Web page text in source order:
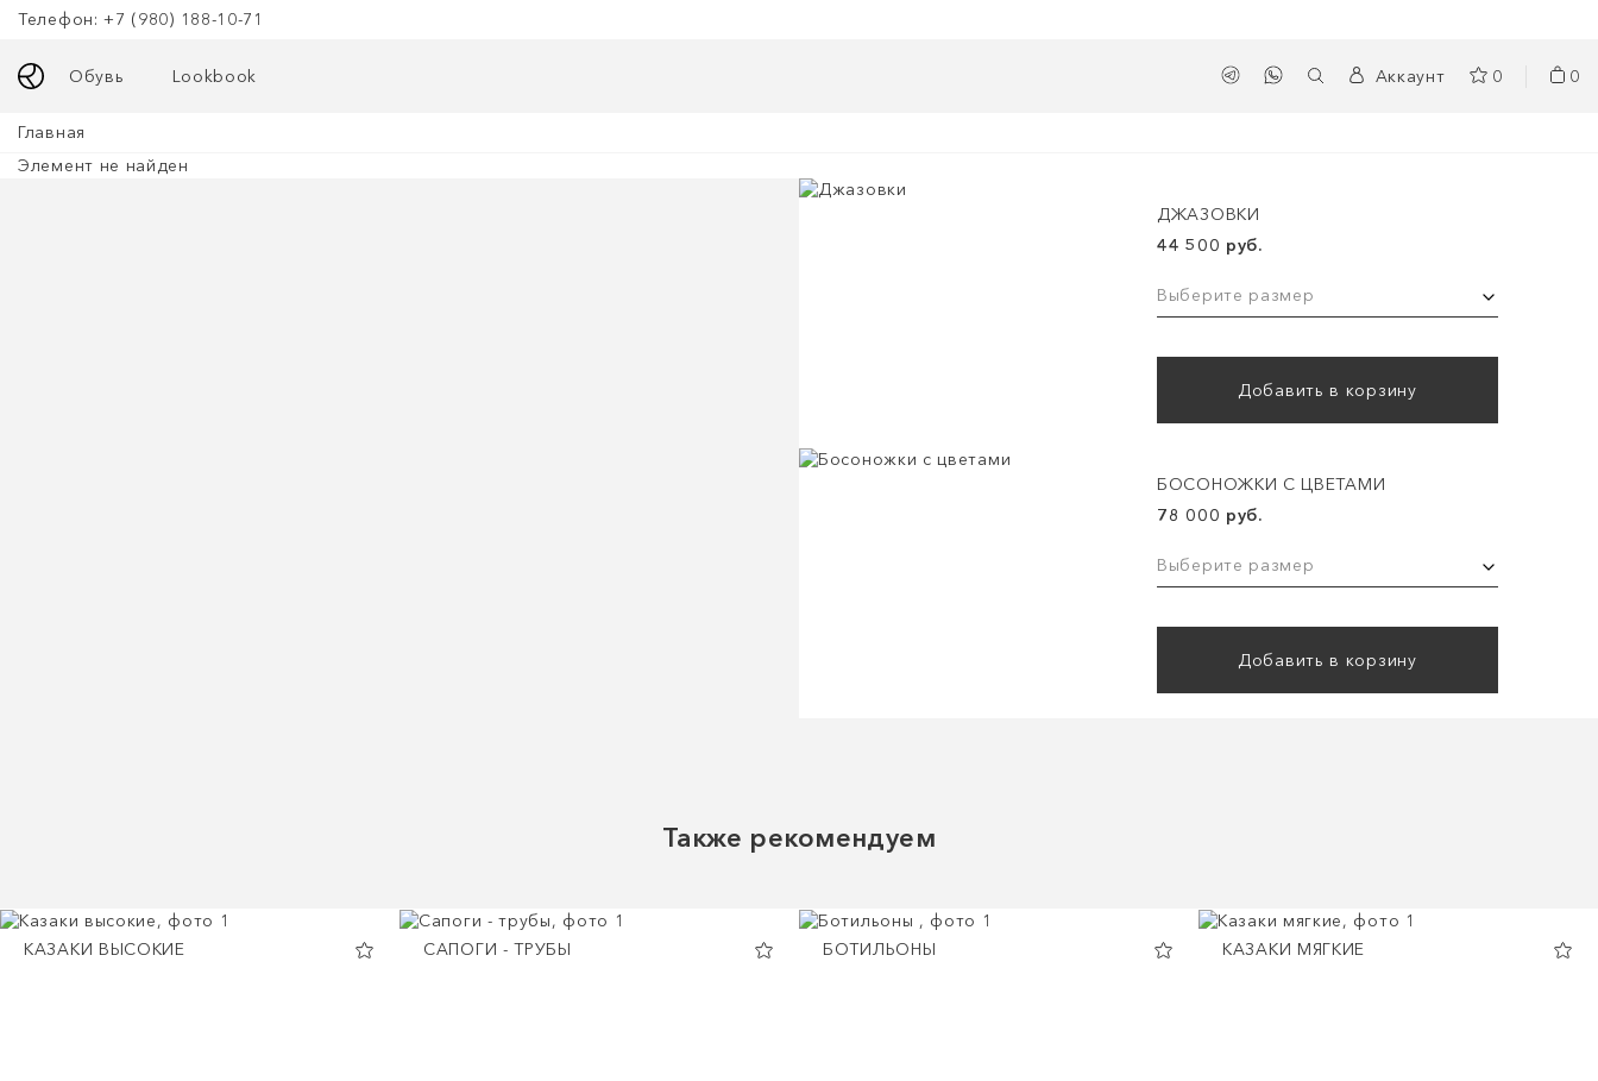
Телефон: +7 (980) 188-10-71
Обувь Lookbook Аккаунт 0 0
Главная
Элемент не найден
ДЖАЗОВКИ
44 500 руб.
Выберите размер
Добавить в корзину
БОСОНОЖКИ С ЦВЕТАМИ
78 000 руб.
Выберите размер
Добавить в корзину
Также рекомендуем
КАЗАКИ ВЫСОКИЕ САПОГИ - ТРУБЫ БОТИЛЬОНЫ КАЗАКИ МЯГКИЕ